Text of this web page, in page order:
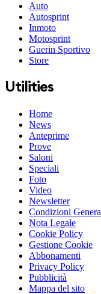
Auto
Autosprint
Inmoto
Motosprint
Guerin Sportivo
Store
Utilities
Home
News
Anteprime
Prove
Saloni
Speciali
Foto
Video
Newsletter
Condizioni
Nota Legale
Cookie Policy
Gestione Cookie
Abbonamenti
Privacy Policy
Pubblicità
Mappa del sito